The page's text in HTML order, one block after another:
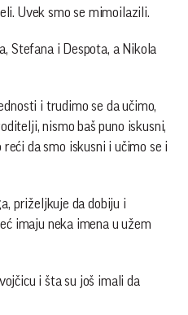
Uvek smo se mimoilazili.
Stefana i Despota, a Nikola
i trudimo se da učimo,
nismo baš puno iskusni,
da smo iskusni i učimo se i
priželjkuje da dobiju i
imaju neka imena u užem
i šta su još imali da